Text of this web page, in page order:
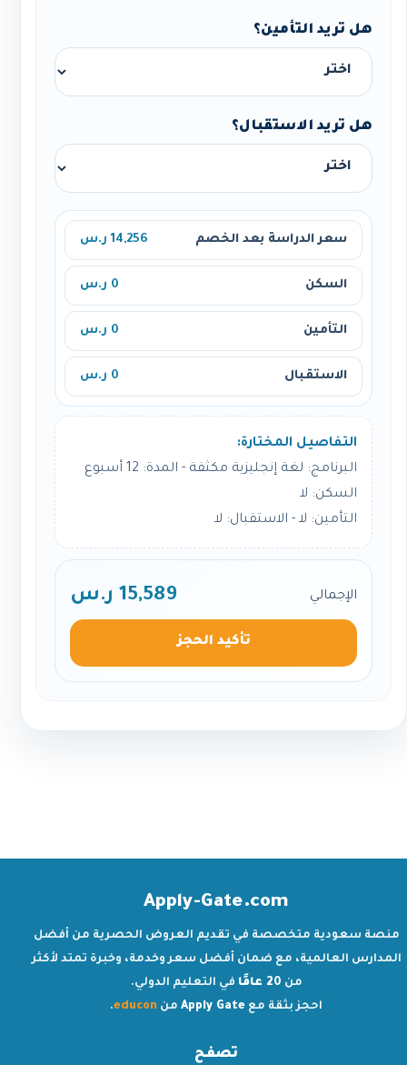
هل تريد التأمين؟
هل تريد الاستقبال؟
سعر الدراسة بعد الخصم 14,256 ر.س
السكن 0 ر.س
التأمين 0 ر.س
الاستقبال 0 ر.س
التفاصيل المختارة:
البرنامج: لغة إنجليزية مكثفة - المدة: 12 أسبوع
السكن: لا
التأمين: لا - الاستقبال: لا
الإجمالي 15,589 ر.س
تأكيد الحجز
Apply-Gate.com
منصة سعودية متخصصة في تقديم العروض الحصرية من أفضل
المدارس العالمية، مع ضمان أفضل سعر وخدمة، وخبرة تمتد لأكثر
من 20 عامًا
في التعليم الدولي.
احجز بثقة مع Apply Gate من educon
.
تصفح